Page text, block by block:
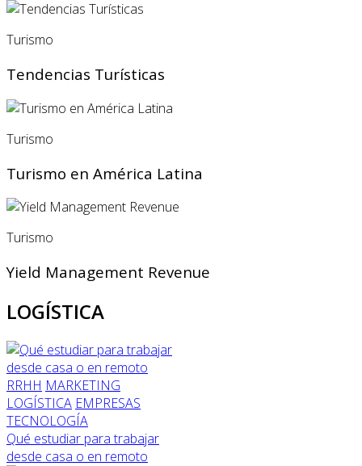
Turismo
Tendencias Turísticas
Turismo
Turismo en América Latina
Turismo
Yield Management Revenue
LOGÍSTICA
RRHH MARKETING
LOGÍSTICA EMPRESAS
TECNOLOGÍA
Qué estudiar para trabajar
desde casa o en remoto